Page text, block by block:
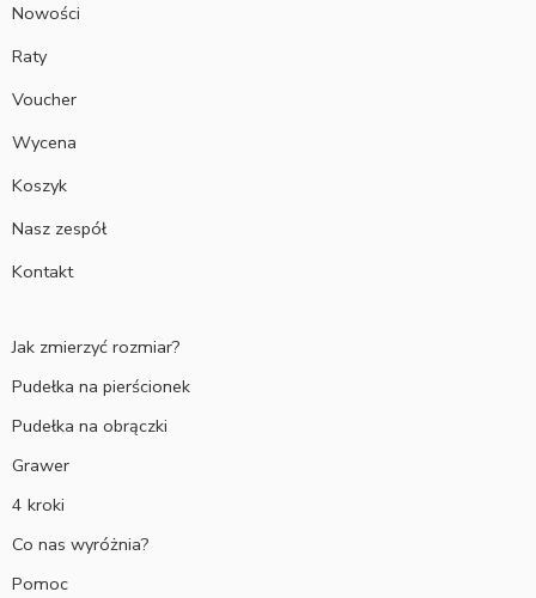
Nowości
Raty
Voucher
Wycena
Koszyk
Nasz zespół
Kontakt
Jak zmierzyć rozmiar?
Pudełka na pierścionek
Pudełka na obrączki
Grawer
4 kroki
Co nas wyróżnia?
Pomoc